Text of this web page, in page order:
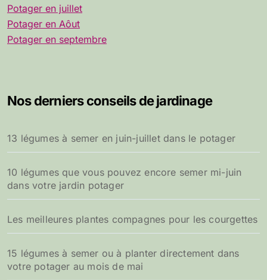
Potager en juillet
Potager en Aôut
Potager en septembre
Nos derniers conseils de jardinage
13 légumes à semer en juin-juillet dans le potager
10 légumes que vous pouvez encore semer mi-juin
dans votre jardin potager
Les meilleures plantes compagnes pour les courgettes
15 légumes à semer ou à planter directement dans
votre potager au mois de mai